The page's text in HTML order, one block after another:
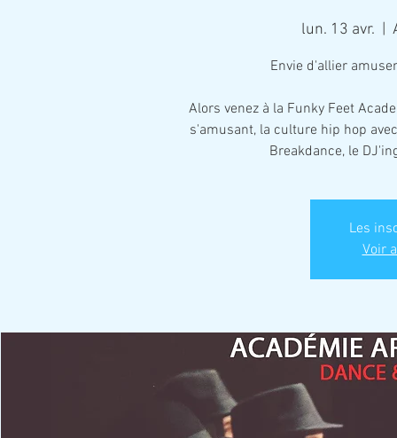
lun. 13 avr.
Envie d'allier
Alors venez à la Funky Feet
s'amusant, la culture hip hop
Breakdance, le
Les
Voir